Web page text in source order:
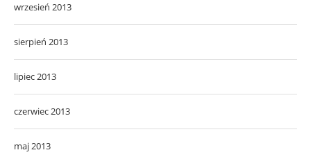
wrzesień 2013
sierpień 2013
lipiec 2013
czerwiec 2013
maj 2013